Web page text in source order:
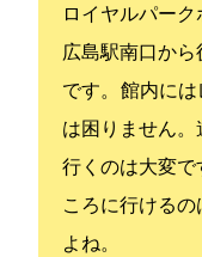
ロイヤルパー
広島駅南口から
です。 館内に
は困りません
行くのは大変
ころに行ける
よね。